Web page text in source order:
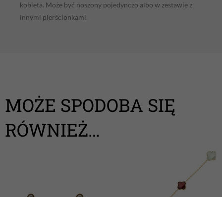
kobieta. Może być noszony pojedynczo albo w zestawie z
innymi pierścionkami.
MOŻE SPODOBA SIĘ
RÓWNIEŻ…